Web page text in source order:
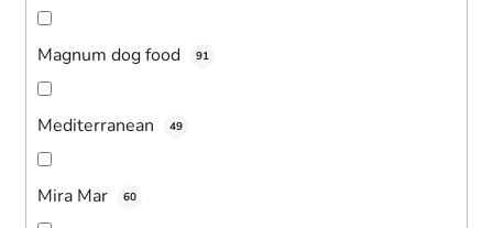
Magnum dog food 91
Mediterranean 49
Mira Mar 60